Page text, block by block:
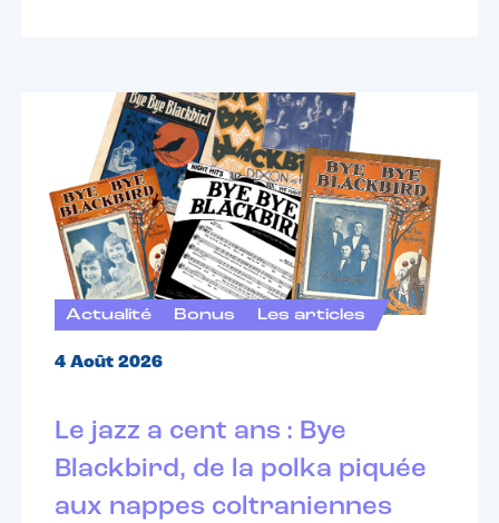
Actualité Bonus Les articles
4 Août 2026
Le jazz a cent ans : Bye
Blackbird, de la polka piquée
aux nappes coltraniennes